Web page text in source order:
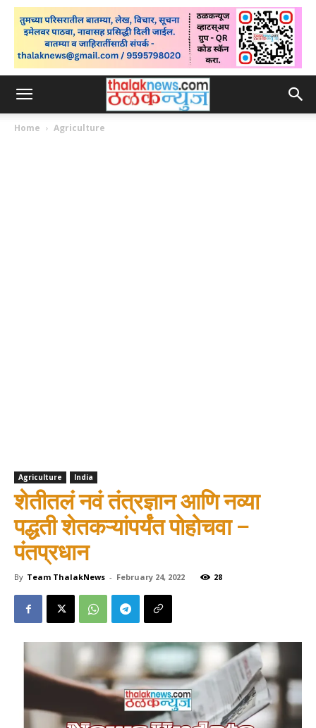
Home Agriculture
Agriculture India
शेतीतलं नवं तंत्रज्ञान आणि नव्या
पद्धती शेतकऱ्यांपर्यंत पोहोचवा –
पंतप्रधान
By Team ThalakNews - February 24, 2022 28